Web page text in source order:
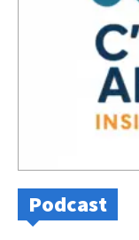
Podcast